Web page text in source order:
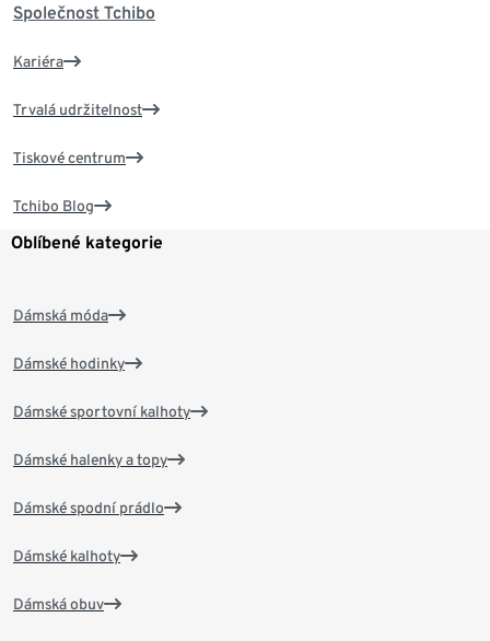
Společnost Tchibo
Kariéra
Trvalá udržitelnost
Tiskové centrum
Tchibo Blog
Oblíbené kategorie
Dámská móda
Dámské hodinky
Dámské sportovní kalhoty
Dámské halenky a topy
Dámské spodní prádlo
Dámské kalhoty
Dámská obuv